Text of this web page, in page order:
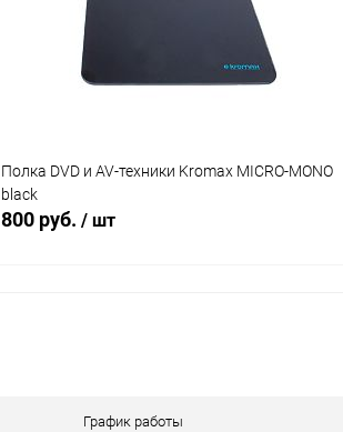
В избранное В наличии (6)
Полка DVD и AV-техники Kromax MICRO-MONO
black
800 руб. / шт
График работы